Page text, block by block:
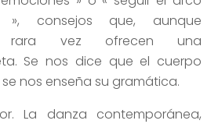
», consejos que, aunque
rara vez ofrecen una
Se nos dice que el cuerpo
nos enseña su gramática.
La danza contemporánea,